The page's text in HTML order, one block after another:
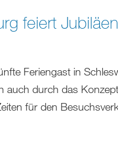
feiert Jubiläen
Feriengast in
auch durch das
für den